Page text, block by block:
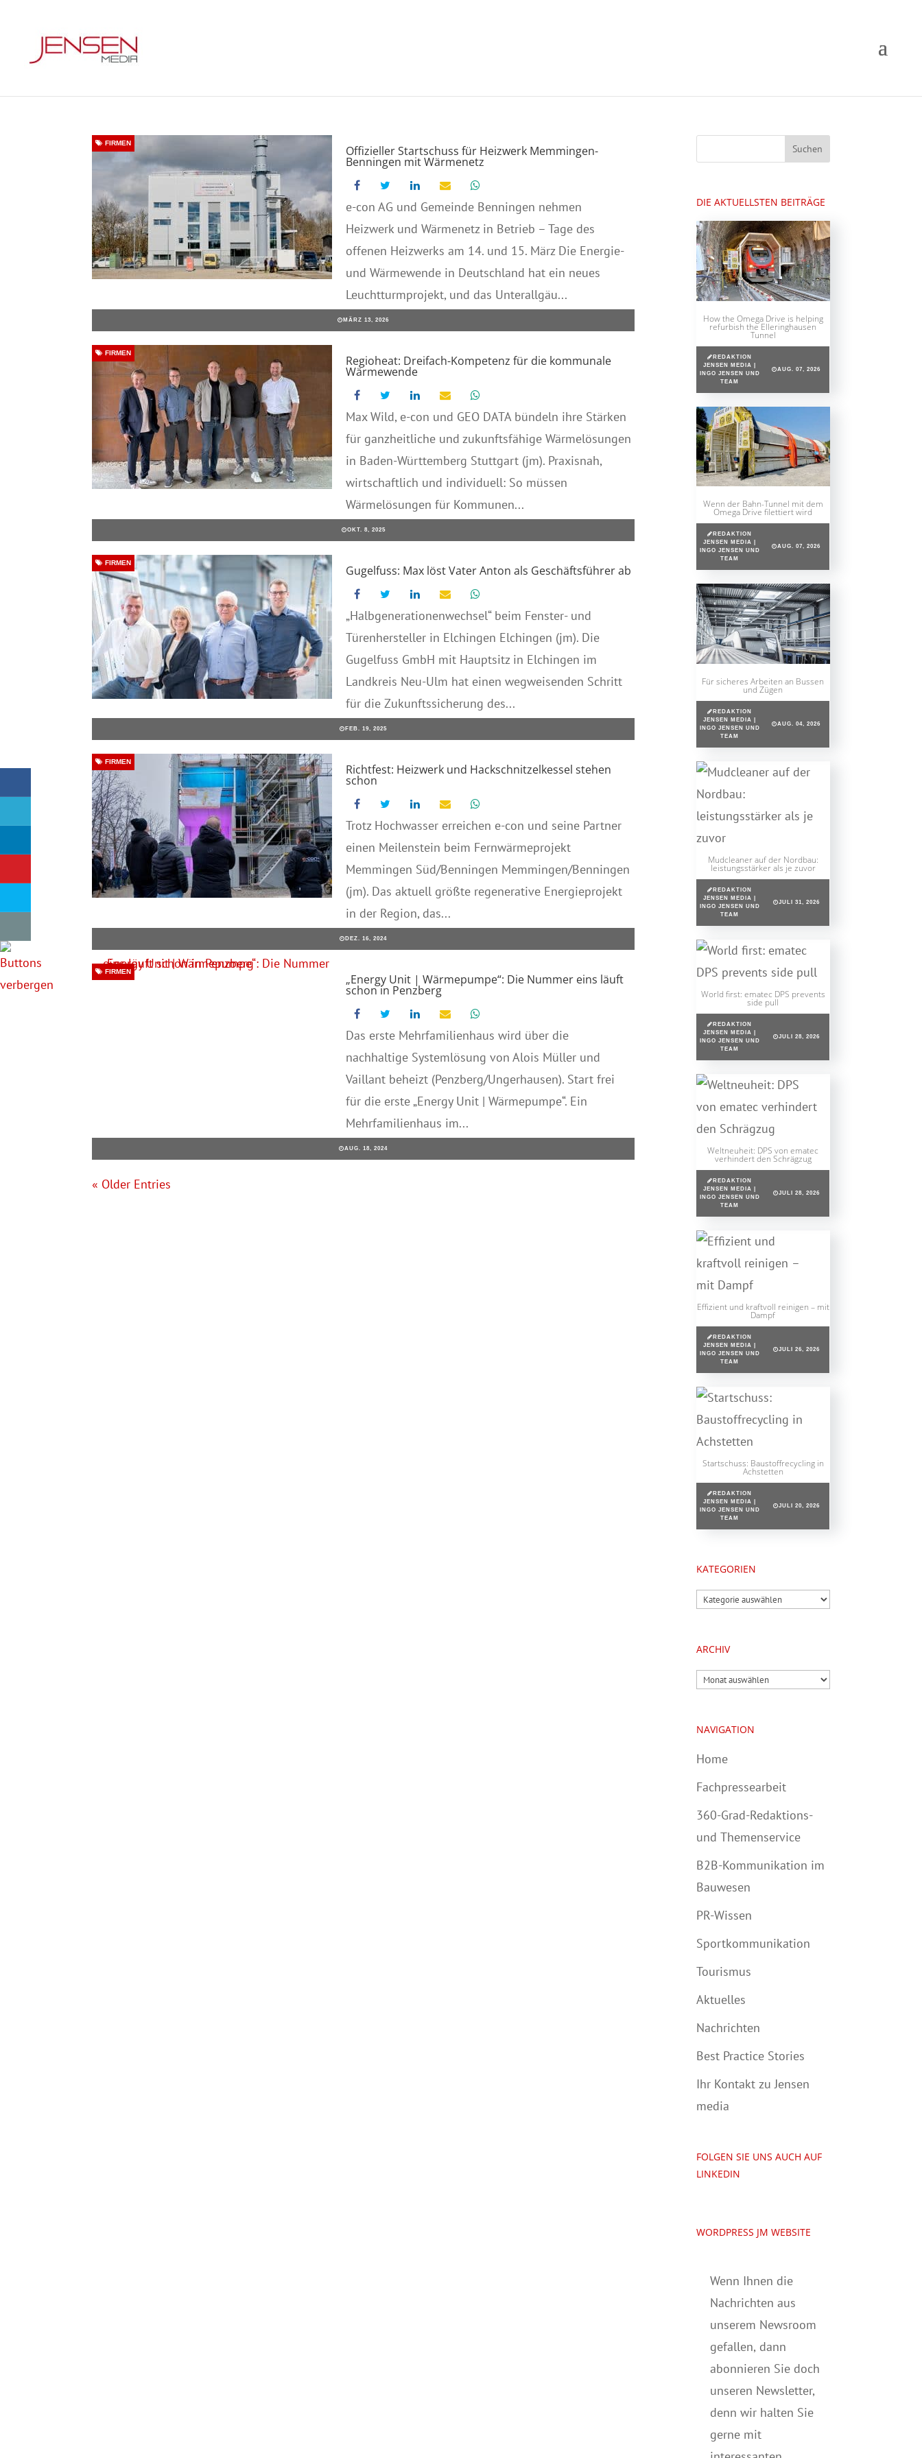
Offizieller Startschuss für Heizwerk Memmingen-
Benningen mit Wärmenetz
FIRMEN
e-con AG und Gemeinde Benningen nehmen
Heizwerk und Wärmenetz in Betrieb – Tage des
offenen Heizwerks am 14. und 15. März Die Energie-
und Wärmewende in Deutschland hat ein neues
Leuchtturmprojekt, und das Unterallgäu...
MÄRZ 13, 2026
Regioheat: Dreifach-Kompetenz für die kommunale
Wärmewende
FIRMEN
Max Wild, e-con und GEO DATA bündeln ihre Stärken
für ganzheitliche und zukunftsfähige Wärmelösungen
in Baden-Württemberg Stuttgart (jm). Praxisnah,
wirtschaftlich und individuell: So müssen
Wärmelösungen für Kommunen...
OKT. 8, 2025
Gugelfuss: Max löst Vater Anton als Geschäftsführer ab
FIRMEN
„Halbgenerationenwechsel“ beim Fenster- und
Türenhersteller in Elchingen Elchingen (jm). Die
Gugelfuss GmbH mit Hauptsitz in Elchingen im
Landkreis Neu-Ulm hat einen wegweisenden Schritt
für die Zukunftssicherung des...
FEB. 19, 2025
Richtfest: Heizwerk und Hackschnitzelkessel stehen
schon
FIRMEN
Trotz Hochwasser erreichen e-con und seine Partner
einen Meilenstein beim Fernwärmeprojekt
Memmingen Süd/Benningen Memmingen/Benningen
(jm). Das aktuell größte regenerative Energieprojekt
in der Region, das...
DEZ. 16, 2024
„Energy Unit | Wärmepumpe“: Die Nummer eins läuft
schon in Penzberg
FIRMEN
Das erste Mehrfamilienhaus wird über die
nachhaltige Systemlösung von Alois Müller und
Vaillant beheizt (Penzberg/Ungerhausen). Start frei
für die erste „Energy Unit | Wärmepumpe“. Ein
Mehrfamilienhaus im...
AUG. 18, 2024
« Older Entries
DIE AKTUELLSTEN BEITRÄGE
How the Omega Drive is helping
refurbish the Elleringhausen
Tunnel
REDAKTION
JENSEN MEDIA |
INGO JENSEN UND
TEAM
AUG. 07, 2026
Wenn der Bahn-Tunnel mit dem
Omega Drive filettiert wird
REDAKTION
JENSEN MEDIA |
INGO JENSEN UND
TEAM
AUG. 07, 2026
Für sicheres Arbeiten an Bussen
und Zügen
REDAKTION
JENSEN MEDIA |
INGO JENSEN UND
TEAM
AUG. 04, 2026
Mudcleaner auf der Nordbau:
leistungsstärker als je zuvor
REDAKTION
JENSEN MEDIA |
INGO JENSEN UND
TEAM
JULI 31, 2026
World first: ematec DPS prevents
side pull
REDAKTION
JENSEN MEDIA |
INGO JENSEN UND
TEAM
JULI 28, 2026
Weltneuheit: DPS von ematec
verhindert den Schrägzug
REDAKTION
JENSEN MEDIA |
INGO JENSEN UND
TEAM
JULI 28, 2026
Effizient und kraftvoll reinigen – mit
Dampf
REDAKTION
JENSEN MEDIA |
INGO JENSEN UND
TEAM
JULI 26, 2026
Startschuss: Baustoffrecycling in
Achstetten
REDAKTION
JENSEN MEDIA |
INGO JENSEN UND
TEAM
JULI 20, 2026
KATEGORIEN
Kategorien
ARCHIV
Archiv
NAVIGATION
Home
Fachpressearbeit
360-Grad-Redaktions-
und Themenservice
B2B-Kommunikation im
Bauwesen
PR-Wissen
Sportkommunikation
Tourismus
Aktuelles
Nachrichten
Best Practice Stories
Ihr Kontakt zu Jensen
media
FOLGEN SIE UNS AUCH AUF
LINKEDIN
WORDPRESS JM WEBSITE
Wenn Ihnen die
Nachrichten aus
unserem Newsroom
gefallen, dann
abonnieren Sie doch
unseren Newsletter,
denn wir halten Sie
gerne mit